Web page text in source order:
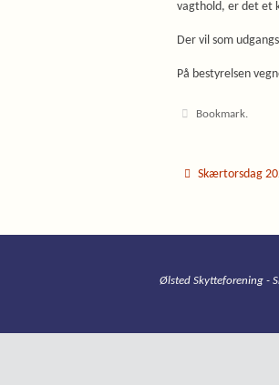
vagthold, er det et
Der vil som
På bestyrelsen
Bookmark.
Skærtorsdag
Ølsted Skytteforening -